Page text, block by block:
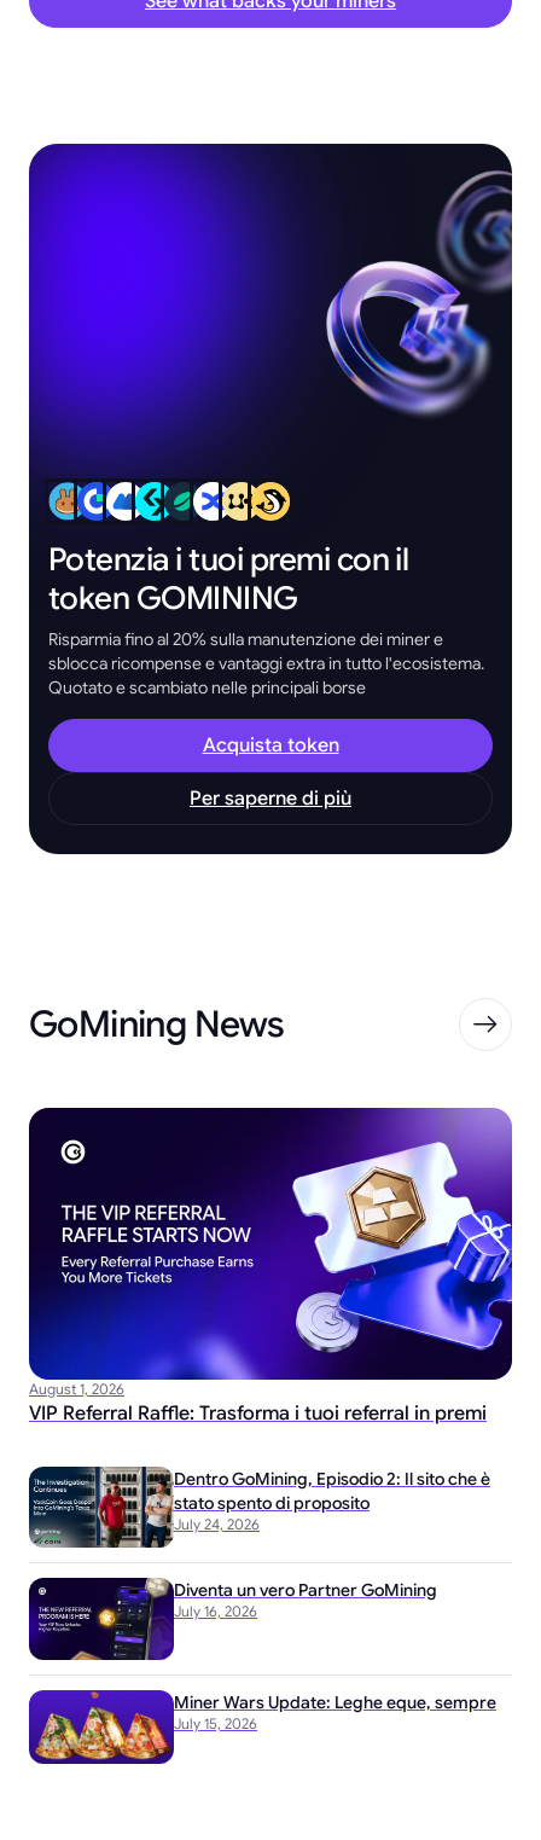
Potenzia i tuoi premi con il
token GOMINING
Risparmia fino al 20% sulla manutenzione dei miner e
sblocca ricompense e vantaggi extra in tutto l'ecosistema.
Quotato e scambiato nelle principali borse
Acquista token
Per saperne di più
GoMining News
VIP Referral Raffle: Trasforma i tuoi referral in premi
August 1, 2026
Dentro GoMining, Episodio 2: Il sito che è
stato spento di proposito
July 24, 2026
Diventa un vero Partner GoMining
July 16, 2026
Miner Wars Update: Leghe eque, sempre
July 15, 2026